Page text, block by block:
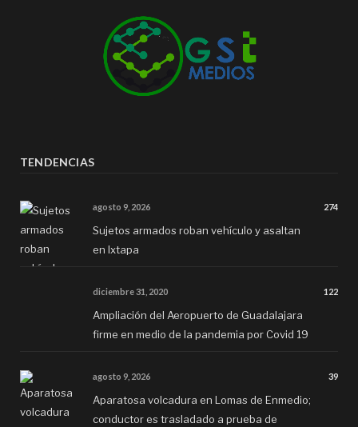
TENDENCIAS
agosto 9, 2026 274
Sujetos armados roban vehículo y asaltan
en Ixtapa
diciembre 31, 2020 122
Ampliación del Aeropuerto de Guadalajara
firme en medio de la pandemia por Covid 19
agosto 9, 2026 39
Aparatosa volcadura en Lomas de Enmedio;
conductor es trasladado a prueba de